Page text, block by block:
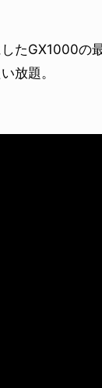
たGX1000の
放題。